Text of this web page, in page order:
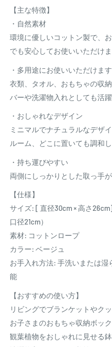
【主な特徴】
・自然素材
環境に優しいコットン製で、
でも安心してお使いいただけま
・多用途にお使いいただけます
衣類、タオル、おもちゃの収
バーや洗濯物入れとしても活躍
・おしゃれなデザイン
ミニマルでナチュラルなデザ
ルーム、どこに置いても調和し
・持ち運びやすい
両側にしっかりとした取っ手
【仕様】
サイズ: [ 直径30cm × 高さ
口径21cm）
素材: コットンロープ
カラー: ベージュ
お手入れ方法: 手洗いまたは
能
【おすすめの使い方】
リビングでブランケットやク
お子さまのおもちゃ収納ボッ
観葉植物をおしゃれに見せる